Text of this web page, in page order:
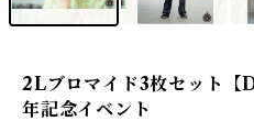
2Lブロマイド3枚セット
年記念イベント